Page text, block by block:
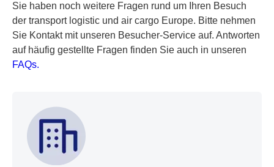
Sie haben noch weitere Fragen rund um Ihren Besuch
der transport logistic und air cargo Europe. Bitte nehmen
Sie Kontakt mit unseren Besucher-Service auf. Antworten
auf häufig gestellte Fragen finden Sie auch in unseren
FAQs.